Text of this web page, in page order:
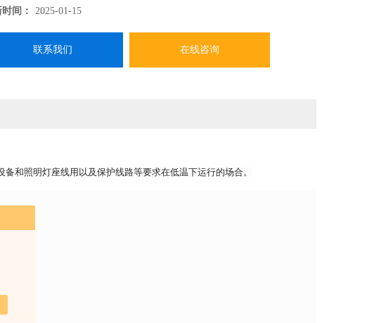
间：
2025-01-15
联系我们 在线咨询
和照明灯座线用以及保护线路等要求在低温下运行的场合。
倍。